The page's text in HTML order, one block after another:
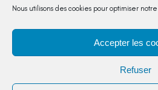
Nous utilisons des cookies pour optimiser
Accepter les
Refuser
TÉLÉPHONE : 04 90 85 22 98